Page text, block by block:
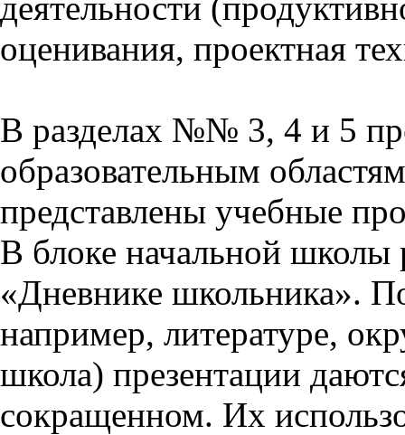
оценивания, проектная
В разделах №№ 3, 4 и 5
образовательным
представлены учебные
В блоке начальной школы
«Дневнике школьника».
например, литературе,
школа) презентации
сокращенном. Их